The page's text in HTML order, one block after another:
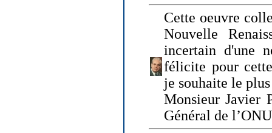
Cette oeuvre
Nouvelle
incertain d'une
félicite pour
je souhaite le
Monsieur Javier
Général de